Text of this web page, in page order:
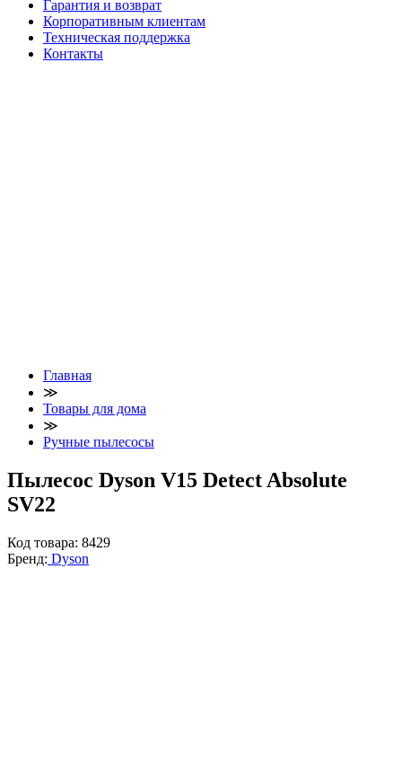
Гарантия и возврат
Корпоративным клиентам
Техническая поддержка
Контакты
Главная
≫
Товары для дома
≫
Ручные пылесосы
Пылесос Dyson V15 Detect Absolute
SV22
Код товара: 8429
Бренд: Dyson